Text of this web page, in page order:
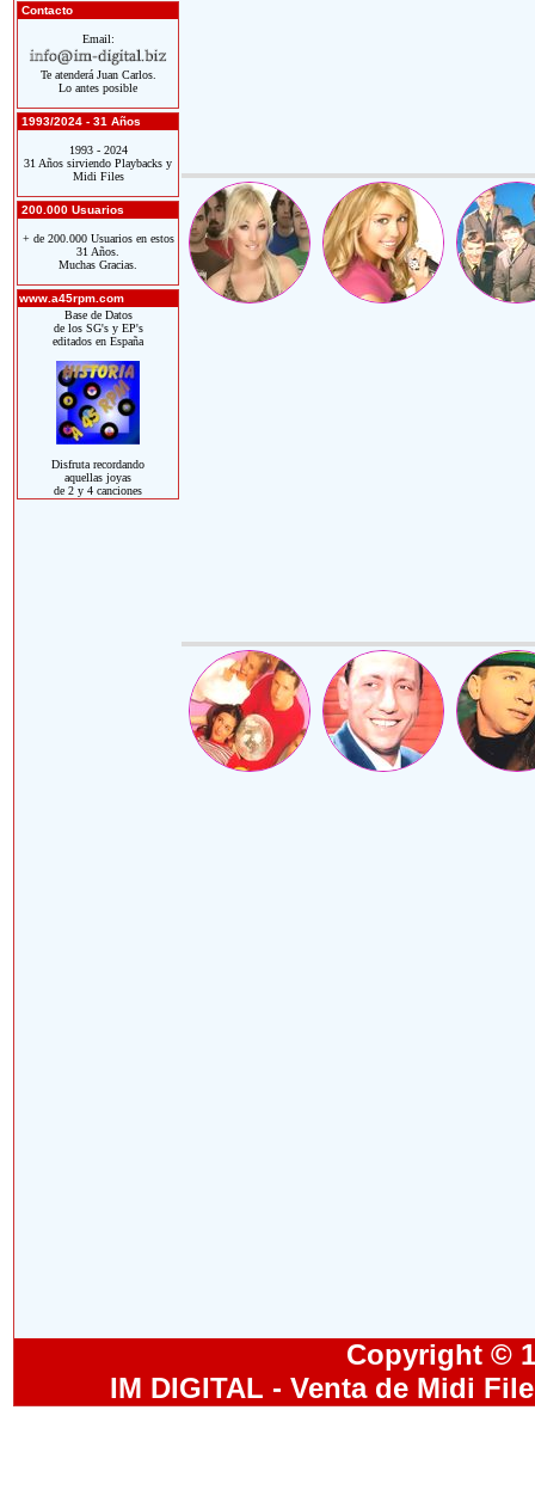
Contacto
Email:
Te atenderá Juan Carlos.
Lo antes posible
1993/2024 - 31 Años
1993 - 2024
31 Años sirviendo Playbacks y
Midi Files
200.000 Usuarios
+ de 200.000 Usuarios en estos
31 Años.
Muchas Gracias.
www.a45rpm.com
Base de Datos
de los SG's y EP's
editados en España
Disfruta recordando
aquellas joyas
de 2 y 4 canciones
Copyright ©
IM DIGITAL - Venta de Midi